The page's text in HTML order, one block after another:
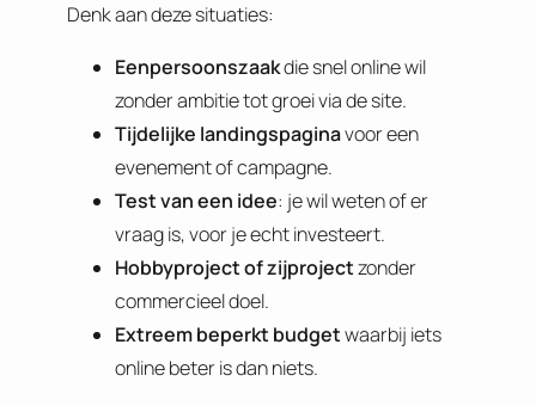
Denk aan deze situaties:
Eenpersoonszaakdie snel online wil
zonder ambitie tot groei via de site.
Tijdelijke landingspaginavoor een
evenement of campagne.
Test van een idee: je wil weten of er
vraag is, voor je echt investeert.
Hobbyproject of zijprojectzonder
commercieel doel.
Extreem beperkt budgetwaarbij iets
online beter is dan niets.